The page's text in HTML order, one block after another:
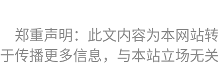
郑重声明：此文内容为本网站
于传播更多信息，与本站立场无